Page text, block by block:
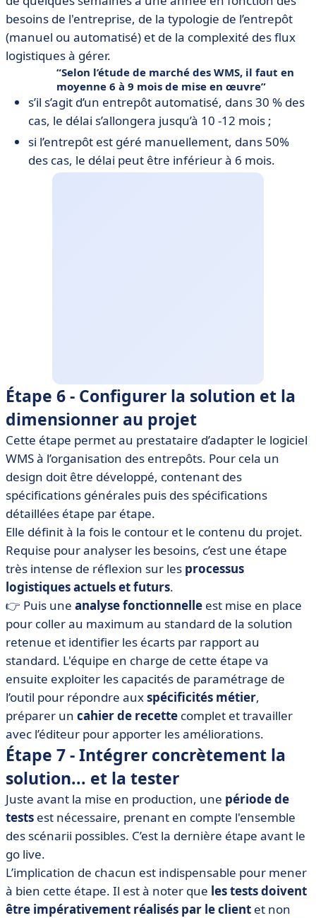
besoins de l'entreprise, de la typologie de l’entrepôt
(manuel ou automatisé) et de la complexité des flux
logistiques à gérer.
Selon l’étude de marché des WMS, il faut en
moyenne 6 à 9 mois de mise en œuvre
s’il s’agit d’un entrepôt automatisé, dans 30 % des
cas, le délai s’allongera jusqu’à 10 -12 mois ;
si l’entrepôt est géré manuellement, dans 50%
des cas, le délai peut être inférieur à 6 mois.
Étape 6 - Configurer la solution et la
dimensionner au projet
Cette étape permet au prestataire d’adapter le logiciel
WMS à l’organisation des entrepôts. Pour cela un
design doit être développé, contenant des
spécifications générales puis des spécifications
détaillées étape par étape.
Elle définit à la fois le contour et le contenu du projet.
Requise pour analyser les besoins, c’est une étape
très intense de réflexion sur les processus
logistiques actuels et futurs.
👉 Puis une analyse fonctionnelle est mise en place
pour coller au maximum au standard de la solution
retenue et identifier les écarts par rapport au
standard. L'équipe en charge de cette étape va
ensuite exploiter les capacités de paramétrage de
l’outil pour répondre auxspécificités métier,
préparer un cahier de recette complet et travailler
avec l’éditeur pour apporter les améliorations.
Étape 7 - Intégrer concrètement la
solution... et la tester
Juste avant la mise en production, une période de
tests est nécessaire, prenant en compte l'ensemble
des scénarii possibles. C’est la dernière étape avant le
go live.
L’implication de chacun est indispensable pour mener
à bien cette étape. Il est à noter que lestests doivent
être impérativement réalisés par le client et non